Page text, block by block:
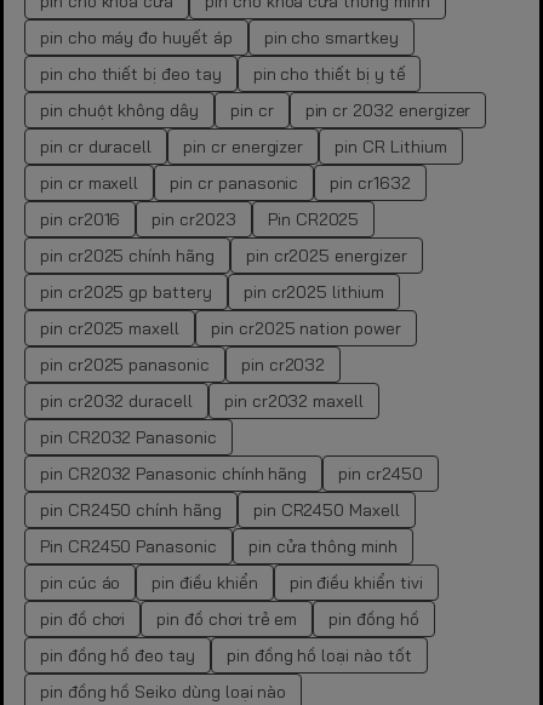
pin cho máy đo huyết áp
pin cho smartkey
pin cho thiết bị đeo tay
pin cho thiết bị y tế
pin chuột không dây
pin cr
pin cr 2032 energizer
pin cr duracell
pin cr energizer
pin CR Lithium
pin cr maxell
pin cr panasonic
pin cr1632
pin cr2016
pin cr2023
Pin CR2025
pin cr2025 chính hãng
pin cr2025 energizer
pin cr2025 gp battery
pin cr2025 lithium
pin cr2025 maxell
pin cr2025 nation power
pin cr2025 panasonic
pin cr2032
pin cr2032 duracell
pin cr2032 maxell
pin CR2032 Panasonic
pin CR2032 Panasonic chính hãng
pin cr2450
pin CR2450 chính hãng
pin CR2450 Maxell
Pin CR2450 Panasonic
pin cửa thông minh
pin cúc áo
pin điều khiển
pin điều khiển tivi
pin đồ chơi
pin đồ chơi trẻ em
pin đồng hồ
pin đồng hồ đeo tay
pin đồng hồ loại nào tốt
pin đồng hồ Seiko dùng loại nào